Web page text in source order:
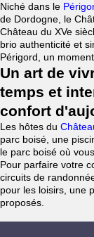
Niché dans le
de Dordogne, le
Château du XVe
brio authenticité et
Périgord, un
Un art de
temps et
confort
Les hôtes du
parc boisé, une
le parc boisé où
Pour parfaire votre
circuits de
pour les loisirs, une
proposés.